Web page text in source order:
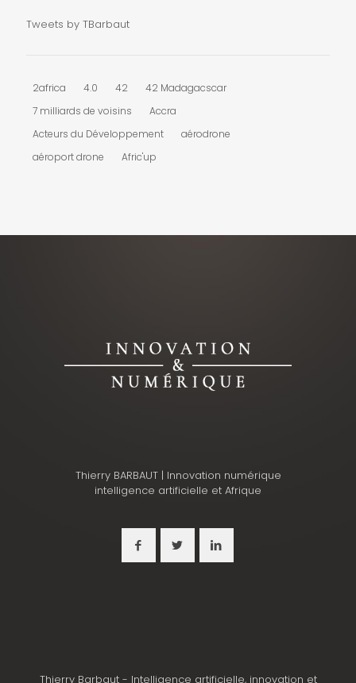
Tweets by TBarbaut
2africa 4.0 42
42 Madagacscar
7 milliards de voisins
Accra
Acteurs du Développement
aérodrone
aéroport drone
Afric'up
Thierry BARBAUT | Innovation numérique
intelligence artificielle et Afrique
Thierry Barbaut - Intelligence artificielle, innovation et